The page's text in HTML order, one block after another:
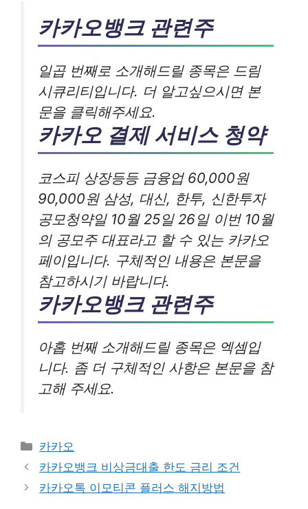
카카오뱅크 관련주
일곱 번째로 소개해드릴 종목은 드림
시큐리티입니다. 더 알고싶으시면 본
문을 클릭해주세요.
카카오 결제 서비스 청약
코스피 상장등등 금융업 60,000원
90,000원 삼성, 대신, 한투, 신한투자
공모청약일 10월 25일 26일 이번 10월
의 공모주 대표라고 할 수 있는 카카오
페이입니다. 구체적인 내용은 본문을
참고하시기 바랍니다.
카카오뱅크 관련주
아홉 번째 소개해드릴 종목은 엑셈입
니다. 좀 더 구체적인 사항은 본문을 참
고해 주세요.
카
테
고
리
카카오
카카오뱅크 비상금대출 한도 금리 조건
카카오톡 이모티콘 플러스 해지방법